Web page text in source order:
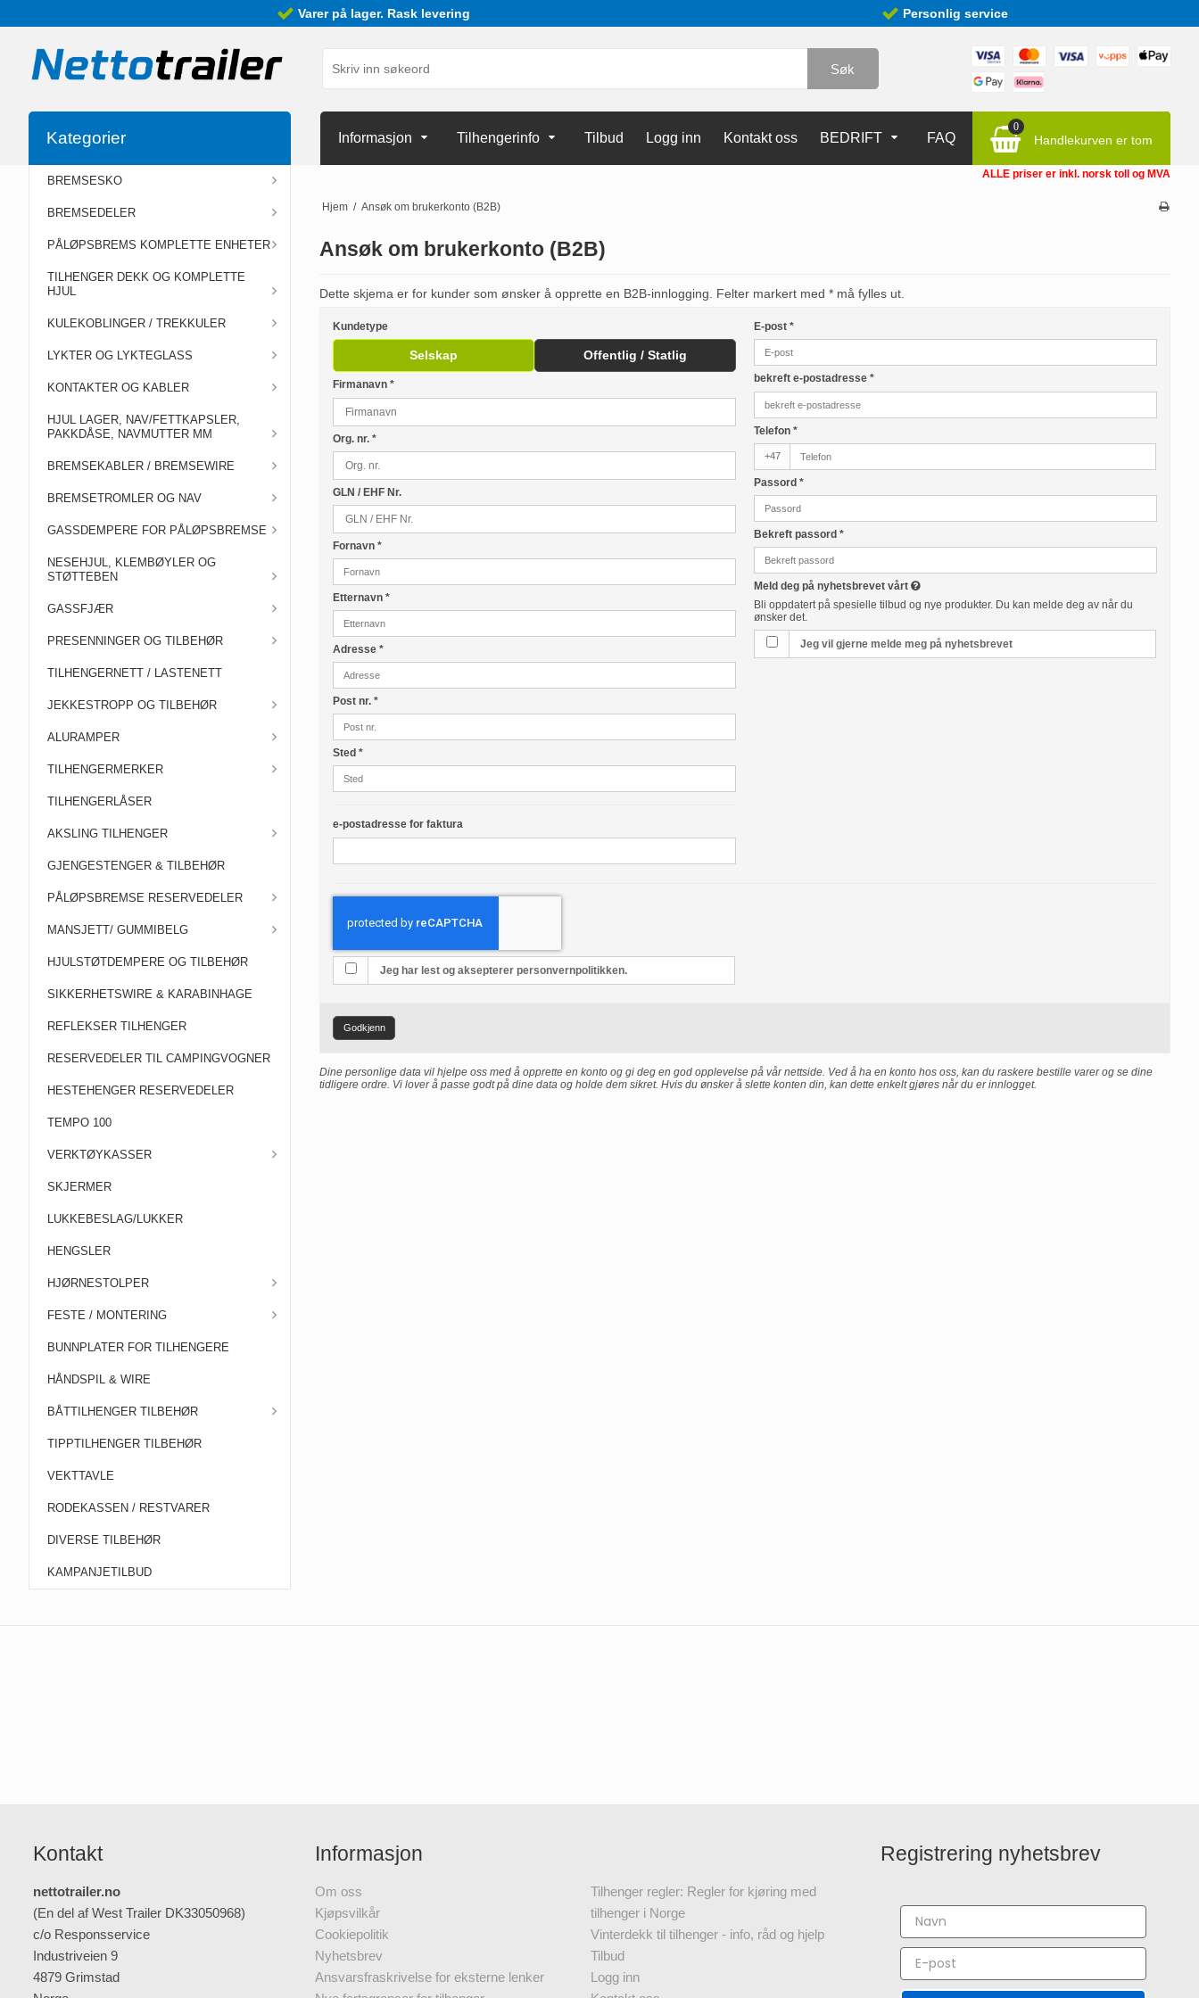
Varer på lager. Rask levering Personlig service
Søk
0
Handlekurven er tom
Informasjon Tilhengerinfo Tilbud Logg inn Kontakt oss BEDRIFT FAQ
Kategorier
BREMSESKO
BREMSEDELER
PÅLØPSBREMS KOMPLETTE ENHETER
TILHENGER DEKK OG KOMPLETTE
HJUL
KULEKOBLINGER / TREKKULER
LYKTER OG LYKTEGLASS
KONTAKTER OG KABLER
HJUL LAGER, NAV/FETTKAPSLER,
PAKKDÅSE, NAVMUTTER MM
BREMSEKABLER / BREMSEWIRE
BREMSETROMLER OG NAV
GASSDEMPERE FOR PÅLØPSBREMSE
NESEHJUL, KLEMBØYLER OG
STØTTEBEN
GASSFJÆR
PRESENNINGER OG TILBEHØR
TILHENGERNETT / LASTENETT
JEKKESTROPP OG TILBEHØR
ALURAMPER
TILHENGERMERKER
TILHENGERLÅSER
AKSLING TILHENGER
GJENGESTENGER & TILBEHØR
PÅLØPSBREMSE RESERVEDELER
MANSJETT/ GUMMIBELG
HJULSTØTDEMPERE OG TILBEHØR
SIKKERHETSWIRE & KARABINHAGE
REFLEKSER TILHENGER
RESERVEDELER TIL CAMPINGVOGNER
HESTEHENGER RESERVEDELER
TEMPO 100
VERKTØYKASSER
SKJERMER
LUKKEBESLAG/LUKKER
HENGSLER
HJØRNESTOLPER
FESTE / MONTERING
BUNNPLATER FOR TILHENGERE
HÅNDSPIL & WIRE
BÅTTILHENGER TILBEHØR
TIPPTILHENGER TILBEHØR
VEKTTAVLE
RODEKASSEN / RESTVARER
DIVERSE TILBEHØR
KAMPANJETILBUD
ALLE priser er inkl. norsk toll og MVA
Hjem / Ansøk om brukerkonto (B2B)
Ansøk om brukerkonto (B2B)
Dette skjema er for kunder som ønsker å opprette en B2B-innlogging. Felter markert med * må fylles ut.
Kundetype
Selskap Offentlig / Statlig
Firmanavn*
Org. nr.*
GLN / EHF Nr.
Fornavn*
Etternavn*
Adresse*
Post nr.*
Sted*
e-postadresse for faktura
E-post*
bekreft e-postadresse*
Telefon*
+47
Passord*
Bekreft passord*
Meld deg på nyhetsbrevet vårt
Bli oppdatert på spesielle tilbud og nye produkter. Du kan melde deg av når du
ønsker det.
Jeg vil gjerne melde meg på nyhetsbrevet
Jeg har lest og aksepterer personvernpolitikken.
Godkjenn
Dine personlige data vil hjelpe oss med å opprette en konto og gi deg en god opplevelse på vår nettside. Ved å ha en konto hos oss, kan du raskere bestille varer og se dine
tidligere ordre. Vi lover å passe godt på dine data og holde dem sikret. Hvis du ønsker å slette konten din, kan dette enkelt gjøres når du er innlogget.
Kontakt
nettotrailer.no
(En del af West Trailer DK33050968)
c/o Responsservice
Industriveien 9
4879 Grimstad
Informasjon
Om oss
Kjøpsvilkår
Cookiepolitik
Nyhetsbrev
Ansvarsfraskrivelse for eksterne lenker
Tilhenger regler: Regler for kjøring med
tilhenger i Norge
Vinterdekk til tilhenger - info, råd og hjelp
Tilbud
Logg inn
Registrering nyhetsbrev